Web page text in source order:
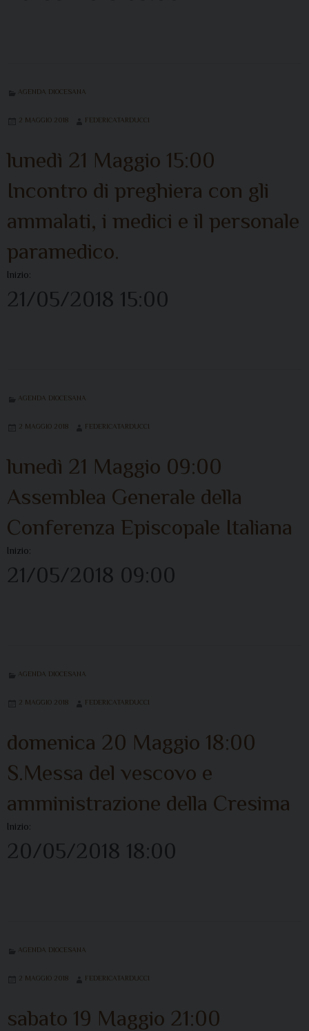
AGENDA DIOCESANA
2 MAGGIO 2018 FEDERICATARDUCCI
lunedì 21 Maggio 15:00
Incontro di preghiera con gli
ammalati, i medici e il personale
paramedico.
Inizio:
21/05/2018 15:00
AGENDA DIOCESANA
2 MAGGIO 2018 FEDERICATARDUCCI
lunedì 21 Maggio 09:00
Assemblea Generale della
Conferenza Episcopale Italiana
Inizio:
21/05/2018 09:00
AGENDA DIOCESANA
2 MAGGIO 2018 FEDERICATARDUCCI
domenica 20 Maggio 18:00
S.Messa del vescovo e
amministrazione della Cresima
Inizio:
20/05/2018 18:00
AGENDA DIOCESANA
2 MAGGIO 2018 FEDERICATARDUCCI
sabato 19 Maggio 21:00